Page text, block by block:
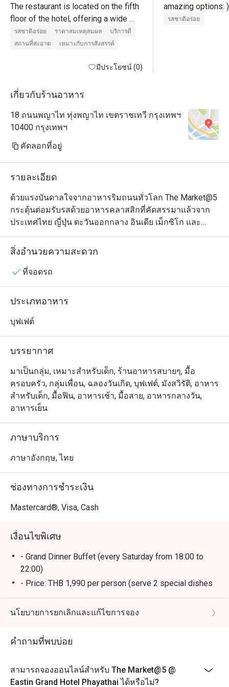
The restaurant is located on the fifth
floor of the hotel, offering a wide
selection of dishes and restocking
promptly.
รสชาติอร่อย ราคาสมเหตุสมผล
บริการดี
สถานที่สะอาด
เหมาะกับการสังสรรค์
มีประโยชน์ (0)
amazing options: )
รสชาติอร่อย
เกี่ยวกับร้านอาหาร
18 ถนนพญาไท ทุ่งพญาไท เขตราชเทวี กรุงเทพฯ
10400 กรุงเทพฯ
คัดลอกที่อยู่
รายละเอียด
ด้วยแรงบันดาลใจจากอาหารริมถนนทั่วโลก The Market@5
กระตุ้นต่อมรับรสด้วยอาหารคลาสสิกที่คัดสรรมาแล้วจาก
ประเทศไทย ญี่ปุ่น ตะวันออกกลาง อินเดีย เม็กซิโก และ
อาหารยุโรปยอดนิยม เช่น อาหารอิตาลีและสแกนดิเนเวีย
ตั้งแต่เช้าจนถึงกลางคืน แขกสามารถลิ้มลองอาหารที่เรียบ
ประทานอาหารที่น่ารื่นรมย์และสนุกสนาน ด้วยตัวเลือก
และบุฟเฟ่ต์อาหารค่ำมื้อใหญ่ มีบางสิ่งบางอย่างที่จะตอบ
สิ่งอำนวยความสะดวก
ที่จอดรถ
ประเภทอาหาร
บุฟเฟต์
บรรยากาศ
มาเป็นกลุ่ม, เหมาะสำหรับเด็ก, ร้านอาหารสบายๆ, มื้อ
ครอบครัว, กลุ่มเพื่อน, ฉลองวันเกิด, บุฟเฟต์, มังสวิรัติ, อาหาร
สำหรับเด็ก, มื้อฟิน, อาหารเช้า, มื้อสาย, อาหารกลางวัน,
อาหารเย็น
ภาษาบริการ
ภาษาอังกฤษ, ไทย
ช่องทางการชำระเงิน
Mastercard®, Visa, Cash
เงื่อนไขพิเศษ
- Grand Dinner Buffet (every Saturday from 18:00 to
22:00)
- Price: THB 1,990 per person (serve 2 special dishes
per person)
- Splendid Sunday Brunch (every 1st and 4th Sunday of
- Price: THB 2,900 per person (includes unlimited
Frequently Asked Questions (FAQ)
Q1: What kind of restaurant is The Market@5? What’s
นโยบายการยกเลิกและแก้ไขการจอง
คำถามที่พบบ่อย
สามารถจองออนไลน์สำหรับ The Market@5 @
Eastin Grand Hotel Phayathai ได้หรือไม่?